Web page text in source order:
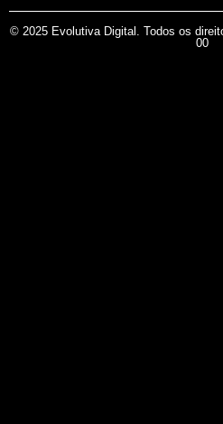
© 2025 Evolutiva Digital. Todos os
00